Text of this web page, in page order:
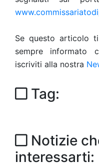
Se questo articolo
sempre
iscriviti alla nostra
Tag:
Notizie
interessarti: